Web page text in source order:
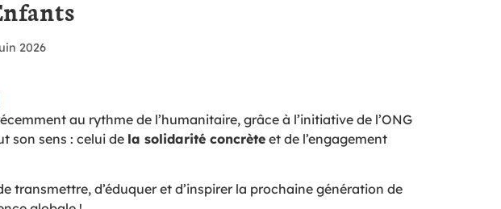
2026
au rythme de l’humanitaire, grâce à l’initiative de l’ONG
son sens : celui de la solidarité concrète et de l’engagement
transmettre, d’éduquer et d’inspirer la prochaine génération de